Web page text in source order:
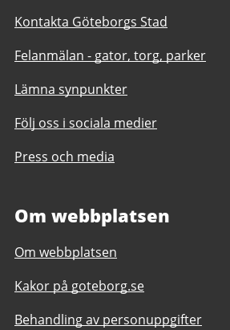
Kontakta Göteborgs Stad
Felanmälan - gator, torg, parker
Lämna synpunkter
Följ oss i sociala medier
Press och media
Om webbplatsen
Om webbplatsen
Kakor på goteborg.se
Behandling av personuppgifter